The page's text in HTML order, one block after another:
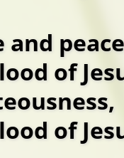
and
of
of